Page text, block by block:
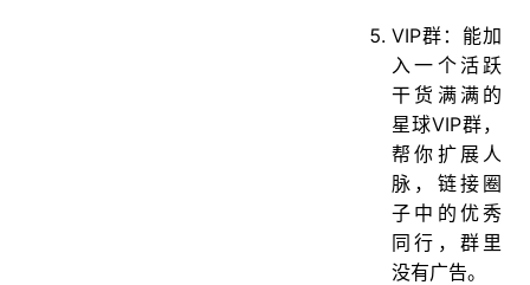
VIP群：能加
入一个活跃
干货满满的
星球VIP群，
帮你扩展人
脉，链接圈
子中的优秀
同行，群里
没有广告。